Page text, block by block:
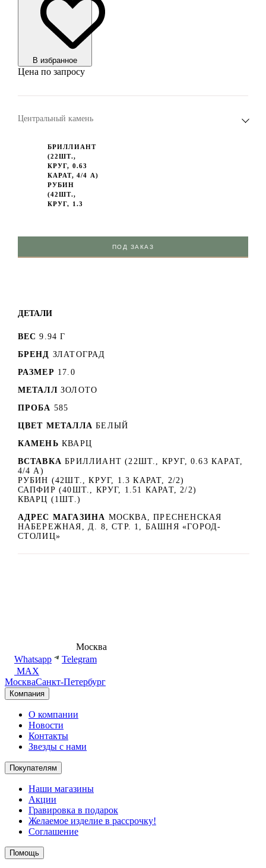
В избранноe
Цена по запросу
Центральный камень
БРИЛЛИАНТ
(22ШТ.,
КРУГ, 0.63
КАРАТ, 4/4 А)
РУБИН
(42ШТ.,
КРУГ, 1.3
ПОД ЗАКАЗ
ДЕТАЛИ
ВЕС 9.94 Г
БРЕНД ЗЛАТОГРАД
РАЗМЕР 17.0
МЕТАЛЛ ЗОЛОТО
ПРОБА 585
ЦВЕТ МЕТАЛЛА БЕЛЫЙ
КАМЕНЬ КВАРЦ
ВСТАВКА БРИЛЛИАНТ (22ШТ., КРУГ, 0.63 КАРАТ,
4/4 А)
РУБИН (42ШТ., КРУГ, 1.3 КАРАТ, 2/2)
САПФИР (40ШТ., КРУГ, 1.51 КАРАТ, 2/2)
КВАРЦ (1ШТ.)
АДРЕС МАГАЗИНА МОСКВА, ПРЕСНЕНСКАЯ
НАБЕРЕЖНАЯ, Д. 8, СТР. 1, БАШНЯ «ГОРОД-
СТОЛИЦ»
Москва
Whatsapp
Telegram
MAX
МоскваСанкт-Петербург
Компания
О компании
Новости
Контакты
Звезды с нами
Покупателям
Наши магазины
Акции
Гравировка в подарок
Желаемое изделие в рассрочку!
Соглашение
Помощь